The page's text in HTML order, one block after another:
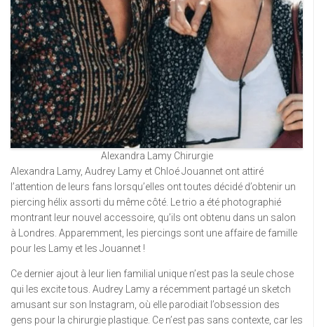
Alexandra Lamy Chirurgie
Alexandra Lamy, Audrey Lamy et Chloé Jouannet ont attiré
l’attention de leurs fans lorsqu’elles ont toutes décidé d’obtenir un
piercing hélix assorti du même côté. Le trio a été photographié
montrant leur nouvel accessoire, qu’ils ont obtenu dans un salon
à Londres. Apparemment, les piercings sont une affaire de famille
pour les Lamy et les Jouannet !
Ce dernier ajout à leur lien familial unique n’est pas la seule chose
qui les excite tous. Audrey Lamy a récemment partagé un sketch
amusant sur son Instagram, où elle parodiait l’obsession des
gens pour la chirurgie plastique. Ce n’est pas sans contexte, car les